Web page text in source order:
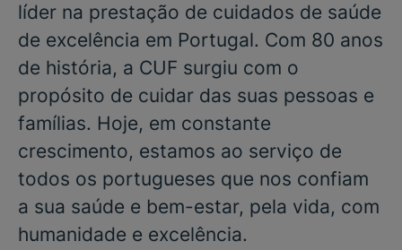
líder na prestação de cuidados de saúde
de excelência em Portugal. Com 80 anos
de história, a CUF surgiu com o
propósito de cuidar das suas pessoas e
famílias. Hoje, em constante
crescimento, estamos ao serviço de
todos os portugueses que nos confiam
a sua saúde e bem-estar, pela vida, com
humanidade e excelência.